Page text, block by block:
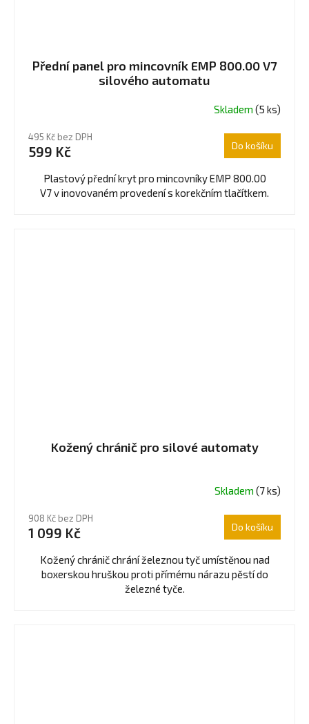
Přední panel pro mincovník EMP 800.00 V7
silového automatu
Skladem (5 ks)
495 Kč bez DPH
599 Kč Do košíku
Plastový přední kryt pro mincovníky EMP 800.00
V7 v inovovaném provedení s korekčním tlačítkem.
Kožený chránič pro silové automaty
Skladem (7 ks)
908 Kč bez DPH
1 099 Kč Do košíku
Kožený chránič chrání železnou tyč umístěnou nad
boxerskou hruškou proti přímému nárazu pěstí do
železné tyče.